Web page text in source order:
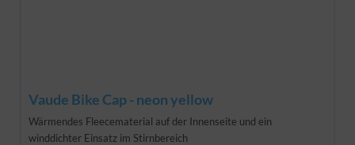
Vaude Bike Cap - neon yellow
Wärmendes Fleecematerial auf der Innenseite und ein
winddichter Einsatz im Stirnbereich